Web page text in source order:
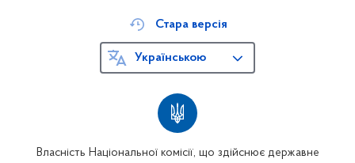
Власність Національної комісії, що здійснює державне
Стара версія
Українською